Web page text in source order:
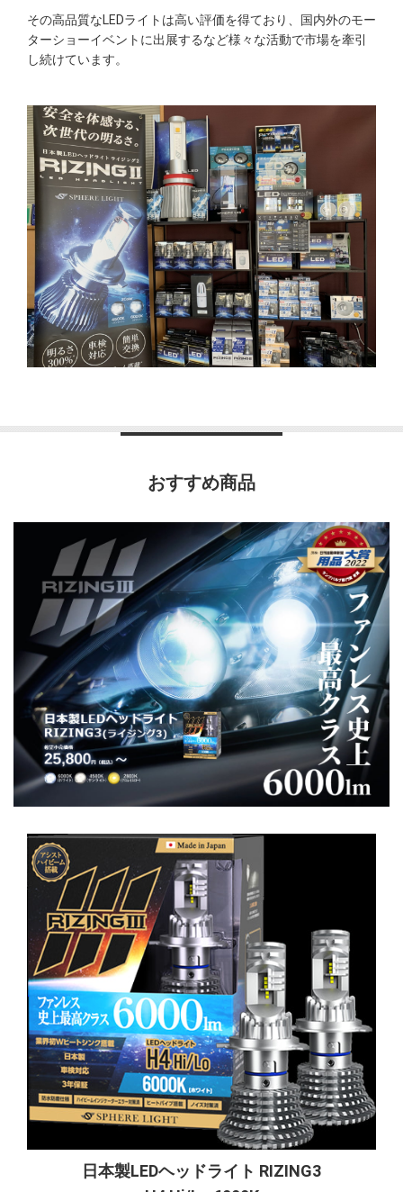
その高品質なLEDライトは高い評価を得ており、国内外のモー
ターショーイベントに出展するなど様々な活動で市場を牽引
し続けています。
おすすめ商品
日本製LEDヘッドライト RIZING3